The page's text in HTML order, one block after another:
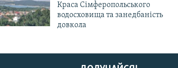
Краса Сімферопольського
водосховища та занедбаність
довкола